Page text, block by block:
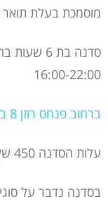
מוסמכת בעלת תואר שני ו20 שנות טיפול,
16:00-22:00
ברחוב פנחס רוזן 8 בהרצליה
עלות הסדנה 450 שקלים.
בסדנה נדבר על